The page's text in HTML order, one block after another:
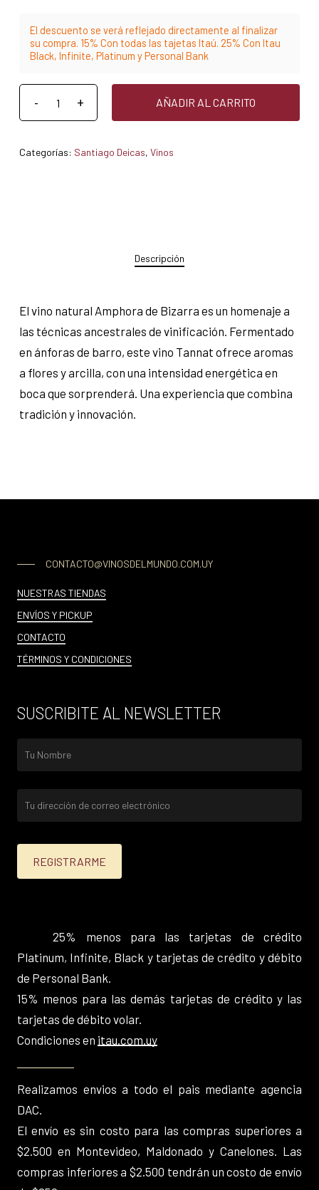
El descuento se verá reflejado directamente al finalizar
su compra. 15% Con todas las tajetas Itaú. 25% Con Itau
Black, Infinite, Platinum y Personal Bank
AÑADIR AL CARRITO
Categorías: Santiago Deicas, Vinos
Descripción
El vino natural Amphora de Bizarra es un homenaje a
las técnicas ancestrales de vinificación. Fermentado
en ánforas de barro, este vino Tannat ofrece aromas
a flores y arcilla, con una intensidad energética en
boca que sorprenderá. Una experiencia que combina
tradición y innovación.
CONTACTO@VINOSDELMUNDO.COM.UY
NUESTRAS TIENDAS
ENVÍOS Y PICKUP
CONTACTO
TÉRMINOS Y CONDICIONES
SUSCRIBITE AL NEWSLETTER
25% menos para las tarjetas de crédito
Platinum, Infinite, Black y tarjetas de crédito y débito
de Personal Bank.
15% menos para las demás tarjetas de crédito y las
tarjetas de débito volar.
Condiciones en itau.com.uy
Realizamos envios a todo el pais mediante agencia
DAC.
El envío es sin costo para las compras superiores a
$2.500 en Montevideo, Maldonado y Canelones. Las
compras inferiores a $2.500 tendrán un costo de envío